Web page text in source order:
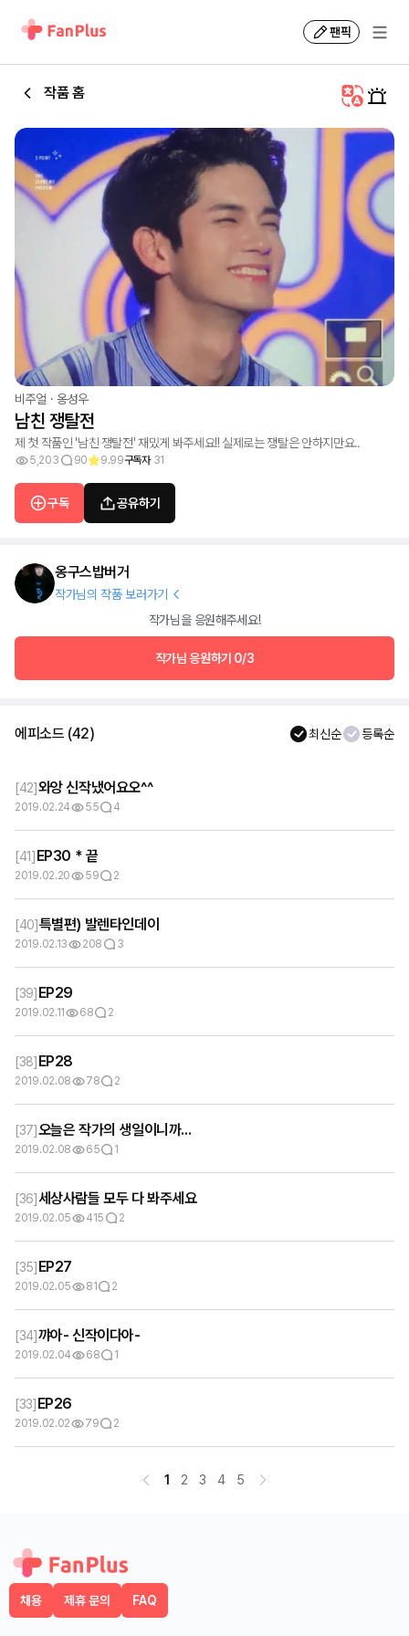
팬픽
작품 홈
비주얼 · 옹성우
남친 쟁탈전
제 첫 작품인 '남친 쟁탈전' 재밌게 봐주세요!! 실제로는 쟁탈은 안하지만요..
5,203 90 9.99구독자 31
구독 공유하기
옹구스밥버거
작가님의 작품 보러가기
작가님을 응원해주세요!
작가님 응원하기 0/3
에피소드 (42) 최신순 등록순
[42]와앙 신작냈어요오^^
2019.02.24 55 4
[41] EP30 * 끝
2019.02.20 59 2
[40]특별편) 발렌타인데이
2019.02.13 208 3
[39] EP29
2019.02.11 68 2
[38] EP28
2019.02.08 78 2
[37]오늘은 작가의 생일이니까...
2019.02.08 65 1
[36]세상사람들 모두 다 봐주세요
2019.02.05 415 2
[35] EP27
2019.02.05 81 2
[34]꺄아- 신작이다아-
2019.02.04 68 1
[33] EP26
2019.02.02 79 2
1 2 3 4 5
채용 제휴 문의 FAQ